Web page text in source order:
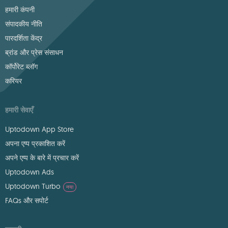
हमारी कंपनी
संपादकीय नीति
पारदर्शिता केंद्र
ब्रांड और प्रेस संसाधन
कॉर्पोरेट ब्लॉग
करियर
हमारी सेवाएँ
Uptodown App Store
अपना एप्प प्रकाशित करें
अपने एप्प के बारे में प्रचार करें
Uptodown Ads
Uptodown Turbo
नया
FAQs और सपोर्ट